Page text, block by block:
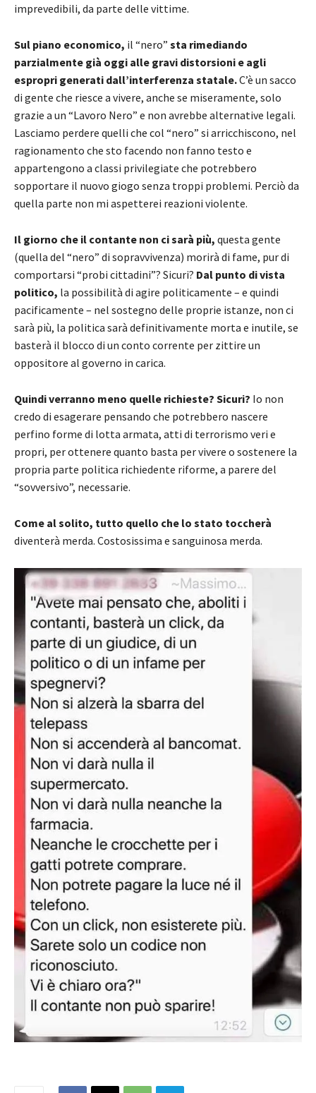
imprevedibili, da parte delle vittime.
Sul piano economico, il “nero” sta rimediando
parzialmente già oggi alle gravi distorsioni e agli
espropri generati dall’interferenza statale.C’è un sacco
di gente che riesce a vivere, anche se miseramente, solo
grazie a un “Lavoro Nero” e non avrebbe alternative legali.
Lasciamo perdere quelli che col “nero” si arricchiscono, nel
ragionamento che sto facendo non fanno testo e
appartengono a classi privilegiate che potrebbero
sopportare il nuovo giogo senza troppi problemi. Perciò da
quella parte non mi aspetterei reazioni violente.
Il giorno che il contante non ci sarà più, questa gente
(quella del “nero” di sopravvivenza) morirà di fame, pur di
comportarsi “probi cittadini”? Sicuri? Dal punto di vista
politico, la possibilità di agire politicamente – e quindi
pacificamente – nel sostegno delle proprie istanze, non ci
sarà più, la politica sarà definitivamente morta e inutile, se
basterà il blocco di un conto corrente per zittire un
oppositore al governo in carica.
Quindi verranno meno quelle richieste? Sicuri? Io non
credo di esagerare pensando che potrebbero nascere
perfino forme di lotta armata, atti di terrorismo veri e
propri, per ottenere quanto basta per vivere o sostenere la
propria parte politica richiedente riforme, a parere del
“sovversivo”, necessarie.
Come al solito, tutto quello che lo stato toccherà
diventerà merda. Costosissima e sanguinosa merda.